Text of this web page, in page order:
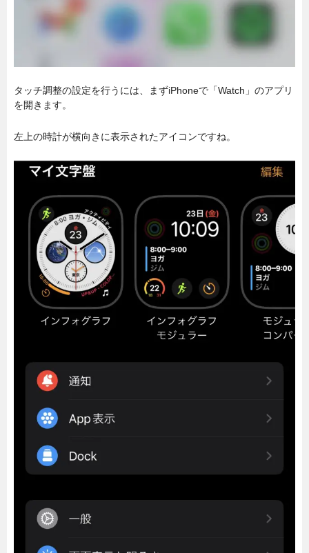
タッチ調整の設定を行うには、まずiPhoneで「Watch」のアプリ
を開きます。
左上の時計が横向きに表示されたアイコンですね。